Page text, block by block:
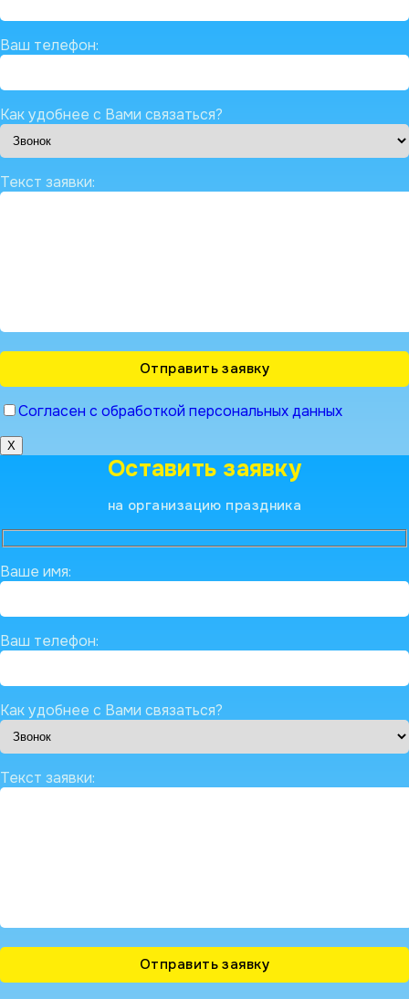
Ваш телефон:
Как удобнее с Вами связаться?
Текст заявки:
Согласен с обработкой персональных данных
X
Оставить заявку
на организацию праздника
Ваше имя:
Ваш телефон:
Как удобнее с Вами связаться?
Текст заявки: